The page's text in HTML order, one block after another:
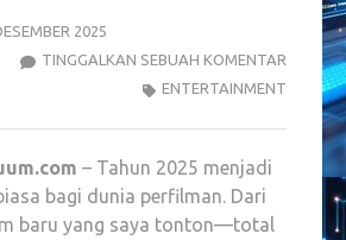
2025
TINGGALKAN SEBUAH KOMENTAR
TAHUN
ENTERTAINMENT
– Tahun 2025 menjadi
bagi dunia perfilman. Dari
baru yang saya tonton—total